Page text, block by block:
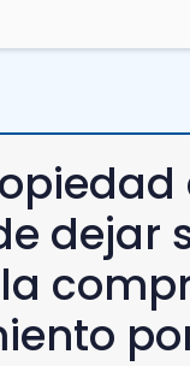
dejar